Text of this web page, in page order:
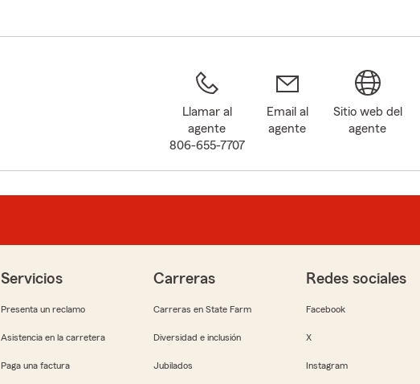
Llamar al
agente
806-655-7707
Email al
agente
Sitio web del
agente
Servicios
Presenta un reclamo
Asistencia en la carretera
Paga una factura
Carreras
Carreras en State Farm
Diversidad e inclusión
Jubilados
Redes sociales
Facebook
X
Instagram